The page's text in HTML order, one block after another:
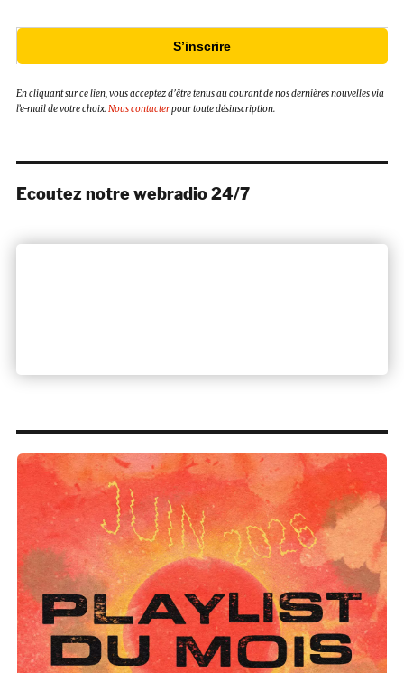
S’inscrire
En cliquant sur ce lien, vous acceptez d’être tenus au courant de nos dernières nouvelles via
l’e-mail de votre choix.Nous contacterpour toute désinscription.
Ecoutez notre webradio 24/7